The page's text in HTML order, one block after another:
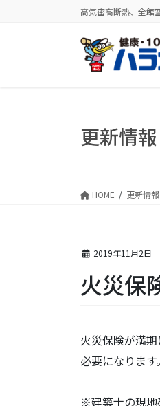
高気密高断熱、全館
更新情報
HOME 更新情報
2019年11月2日
火災保
火災保険が満
必要になります。
※建築士の現地